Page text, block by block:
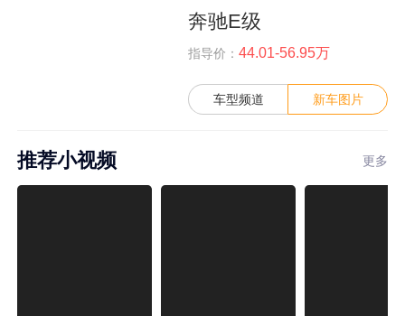
奔驰E级
指导价： 44.01-56.95万
车型频道 新车图片
推荐小视频 更多